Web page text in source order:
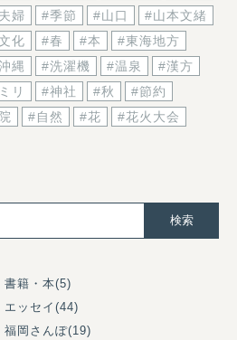
婦 #季節 #山口
#山本文緒
化 #春 #本
#東海地方
縄 #洗濯機 #温泉
#漢方
リ #神社 #秋
#節約
#自然 #花
#花火大会
書籍・本(5)
エッセイ (44)
福岡さんぽ(19)